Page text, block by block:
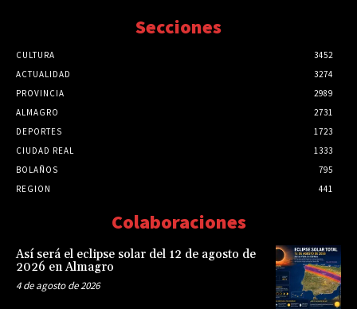
Secciones
CULTURA
3452
ACTUALIDAD
3274
PROVINCIA
2989
ALMAGRO
2731
DEPORTES
1723
CIUDAD REAL
1333
BOLAÑOS
795
REGION
441
Colaboraciones
Así será el eclipse solar del 12 de agosto de
2026 en Almagro
4 de agosto de 2026